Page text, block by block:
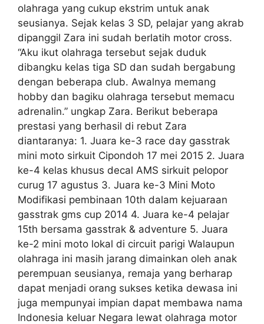
olahraga yang cukup ekstrim untuk anak
seusianya. Sejak kelas 3 SD, pelajar yang akrab
dipanggil Zara ini sudah berlatih motor cross.
“Aku ikut olahraga tersebut sejak duduk
dibangku kelas tiga SD dan sudah bergabung
dengan beberapa club. Awalnya memang
hobby dan bagiku olahraga tersebut memacu
adrenalin.” ungkap Zara. Berikut beberapa
prestasi yang berhasil di rebut Zara
diantaranya: 1. Juara ke-3 race day gasstrak
mini moto sirkuit Cipondoh 17 mei 2015 2. Juara
ke-4 kelas khusus decal AMS sirkuit pelopor
curug 17 agustus 3. Juara ke-3 Mini Moto
Modifikasi pembinaan 10th dalam kejuaraan
gasstrak gms cup 2014 4. Juara ke-4 pelajar
15th bersama gasstrak & adventure 5. Juara
ke-2 mini moto lokal di circuit parigi Walaupun
olahraga ini masih jarang dimainkan oleh anak
perempuan seusianya, remaja yang berharap
dapat menjadi orang sukses ketika dewasa ini
juga mempunyai impian dapat membawa nama
Indonesia keluar Negara lewat olahraga motor